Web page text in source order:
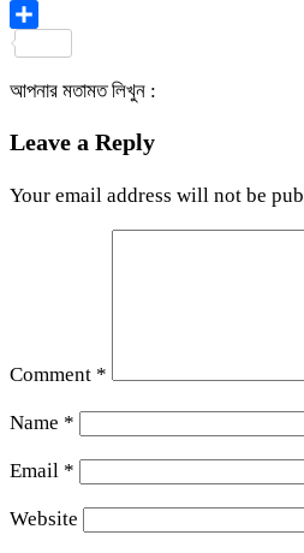
Viber
আপনার মতামত লিখুন :
Leave a Reply
Your email address will not be
Comment *
Name *
Email *
Website